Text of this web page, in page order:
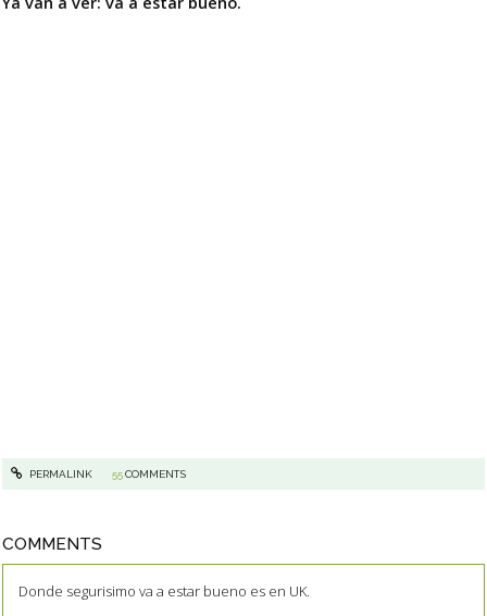
PERMALINK 55COMMENTS
COMMENTS
Donde segurisimo va a estar bueno es en UK.